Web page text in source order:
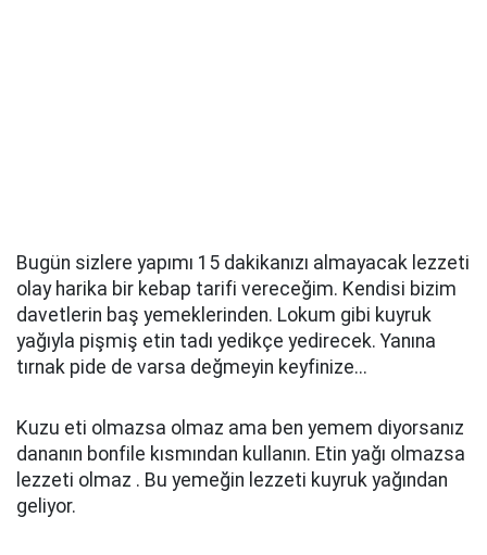
Bugün sizlere yapımı 15 dakikanızı almayacak lezzeti
olay harika bir kebap tarifi vereceğim. Kendisi bizim
davetlerin baş yemeklerinden. Lokum gibi kuyruk
yağıyla pişmiş etin tadı yedikçe yedirecek. Yanına
tırnak pide de varsa değmeyin keyfinize...
Kuzu eti olmazsa olmaz ama ben yemem diyorsanız
dananın bonfile kısmından kullanın. Etin yağı olmazsa
lezzeti olmaz . Bu yemeğin lezzeti kuyruk yağından
geliyor.